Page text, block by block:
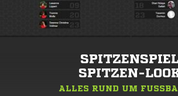
SPITZEN-
ALLES RUND UM